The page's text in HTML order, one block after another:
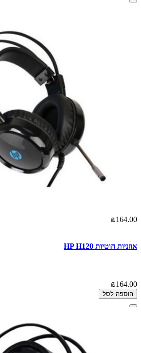
₪164.00
אוזניות ‏חוטיות HP H120
₪164.00
הוספה לסל